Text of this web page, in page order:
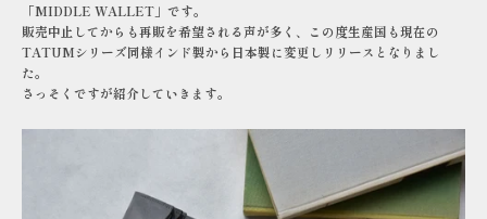
「MIDDLE WALLET」です。
販売中止してからも再販を希望される声が多く、この度生産国も現在の
TATUMシリーズ同様インド製から日本製に変更しリリースとなりまし
た。
さっそくですが紹介していきます。